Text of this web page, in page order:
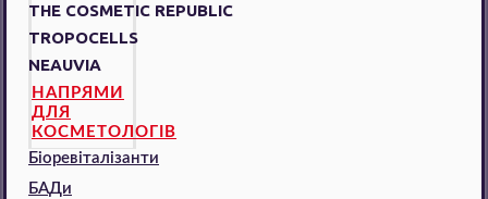
THE COSMETIC REPUBLIC
TROPOCELLS
NEAUVIA
НАПРЯМИ
ДЛЯ
КОСМЕТОЛОГІВ
Біоревіталізанти
БАДи